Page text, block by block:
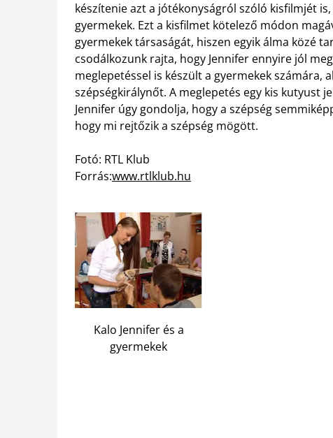
készítenie azt a jótékonyságról szóló kisfilmjét
gyermekek. Ezt a kisfilmet kötelező módon
gyermekek társaságát, hiszen egyik álma közé
csodálkozunk rajta, hogy Jennifer ennyire jól
meglepetéssel is készült a gyermekek számára,
szépségkirálynőt. A meglepetés egy kis kutyust
Jennifer úgy gondolja, hogy a szépség
hogy mi rejtőzik a szépség mögött.
Fotó: RTL Klub
Forrás:www.rtlklub.hu
Kalo Jennifer és a
gyermekek